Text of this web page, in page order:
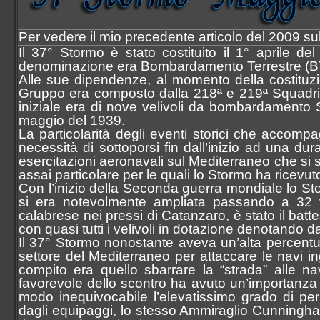
Per vedere il mio precedente articolo del 2009
Il 37° Stormo è stato costituito il 1° aprile del
denominazione era Bombardamento Terrestre
Alle sue dipendenze, al momento della
Gruppo era composto dalla 218ª e 219ª
iniziale era di nove velivoli da
maggio del 1939.
La particolarità degli eventi storici che
necessità di sottoporsi fin dall’inizio ad una
esercitazioni aeronavali sul Mediterraneo che si
assai particolare per le quali lo Stormo ha
Con l’inizio della Seconda guerra mondiale lo
si era notevolmente ampliata passando a
calabrese nei pressi di Catanzaro, è stato il
con quasi tutti i velivoli in dotazione denotando
Il 37° Stormo nonostante aveva un’alta
settore del Mediterraneo per attaccare le navi
compito era quello sbarrare la “strada” alle
favorevole dello scontro ha avuto
modo inequivocabile l’elevatissimo grado di
dagli equipaggi, lo stesso Ammiraglio